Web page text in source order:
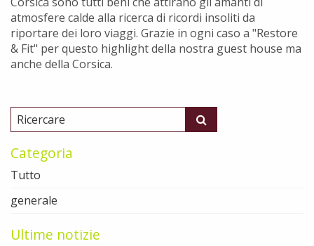
atmosfere calde alla ricerca di ricordi insoliti da
riportare dei loro viaggi. Grazie in ogni caso a "Restore
& Fit" per questo highlight della nostra guest house ma
anche della Corsica.
Categoria
Tutto
generale
Ultime notizie